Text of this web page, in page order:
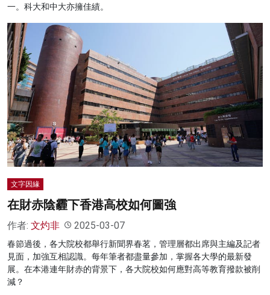
一。科大和中大亦擁佳績。
文字因緣
在財赤陰霾下香港高校如何圖強
作者: 文灼非 2025-03-07
春節過後，各大院校都舉行新聞界春茗，管理層都出席與主編及記者
見面，加強互相認識。每年筆者都盡量參加，掌握各大學的最新發
展。在本港連年財赤的背景下，各大院校如何應對高等教育撥款被削
減？